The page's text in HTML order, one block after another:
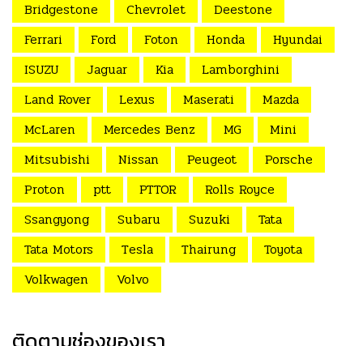
Bridgestone
Chevrolet
Deestone
Ferrari
Ford Foton Honda
Hyundai
ISUZU
Jaguar Kia
Lamborghini
Land Rover
Lexus Maserati
Mazda
McLaren
Mercedes Benz MG
Mini
Mitsubishi
Nissan Peugeot
Porsche
Proton
ptt PTTOR
Rolls Royce
Ssangyong
Subaru Suzuki
Tata
Tata Motors
Tesla Thairung
Toyota
Volkwagen
Volvo